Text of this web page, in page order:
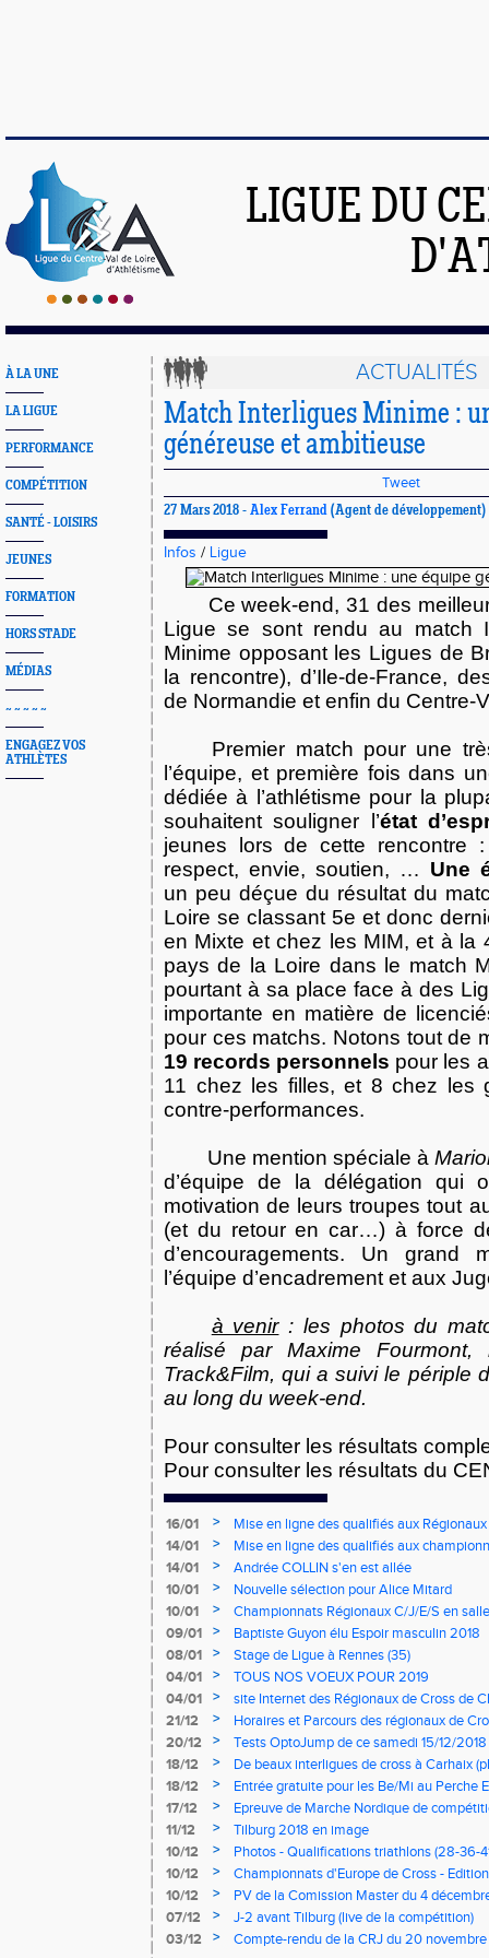
LIGUE DU
À LA UNE
LA LIGUE
PERFORMANCE
COMPÉTITION
SANTÉ - LOISIRS
JEUNES
FORMATION
HORS STADE
MÉDIAS
~ ~ ~ ~ ~
ENGAGEZ VOS
ATHLÈTES
ACTUALITÉS
Match Interligues Minime :
généreuse et ambitieuse
Tweet
27 Mars 2018 - Alex Ferrand (Agent de développement)
Infos / Ligue
Ce week-end, 31 des
Ligue se sont rendu au match
Minime opposant les Ligues de
la rencontre), d’Ile-de-France,
de Normandie et enfin du Centre-
Premier match pour une
l’équipe, et première fois dans
dédiée à l’athlétisme pour la
souhaitent souligner l’état
jeunes lors de cette rencontre :
respect, envie, soutien, … Une
un peu déçue du résultat du
Loire se classant 5e et donc
en Mixte et chez les MIM, et à la
pays de la Loire dans le match
pourtant à sa place face à des
importante en matière de
pour ces matchs. Notons tout de
19 records personnels pour les
11 chez les filles, et 8 chez les
contre-performances.
Une mention spéciale à
d’équipe de la délégation qui
motivation de leurs troupes tout
(et du retour en car…) à force
d’encouragements. Un grand
l’équipe d’encadrement et aux
à venir: les photos du
réalisé par Maxime Fourmont,
Track&Film, qui a suivi le périple
au long du week-end.
Pour consulter les résultats
Pour consulter les résultats du
16/01 >
Mise en ligne des qualifiés aux
14/01
>
Mise en ligne des qualifiés aux
14/01
>
Andrée COLLIN s'en est allée
10/01
>
Nouvelle sélection pour Alice Mitard
10/01
>
Championnats Régionaux C/J/E/S en
mercredi à 9h00
09/01 >
Baptiste Guyon élu Espoir masculin 2018
08/01
>
Stage de Ligue à Rennes (35)
04/01
>
TOUS NOS VOEUX POUR 2019
04/01
>
site Internet des Régionaux de Cross de
21/12
>
Horaires et Parcours des régionaux de
20/12
>
Tests OptoJump de ce samedi 15/12/2018
18/12
>
De beaux interligues de cross à Carhaix
18/12
>
Entrée gratuite pour les Be/Mi au Perche
17/12
>
Epreuve de Marche Nordique de
de cross du Loir et Cher
11/12 >
Tilburg 2018 en image
10/12
>
Photos - Qualifications triathlons (28-36-
10/12
>
Championnats d'Europe de Cross -
10/12
>
PV de la Comission Master du 4
07/12
>
J-2 avant Tilburg (live de la compétition)
03/12
> Compte-rendu de la CRJ du 20 novembre